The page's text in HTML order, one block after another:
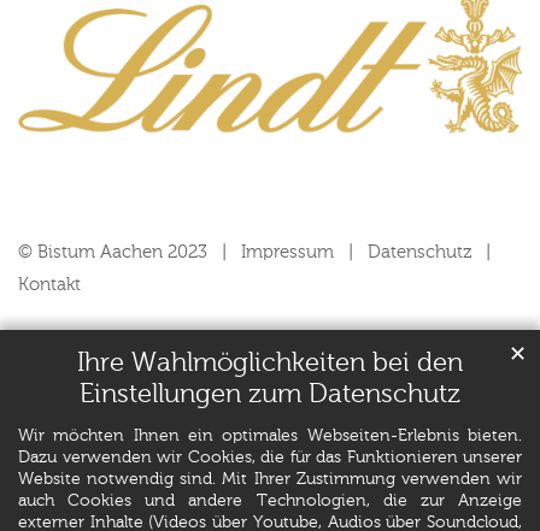
Ihre Wahlmöglichkeiten bei den
Einstellungen zum Datenschutz
Wir möchten Ihnen ein optimales Webseiten-Erlebnis bieten.
Dazu verwenden wir Cookies, die für das Funktionieren unserer
Website notwendig sind. Mit Ihrer Zustimmung verwenden wir
auch Cookies und andere Technologien, die zur Anzeige
externer Inhalte (Videos über Youtube, Audios über Soundcloud,
✕
© Bistum Aachen 2023 Impressum
Datenschutz
Kontakt